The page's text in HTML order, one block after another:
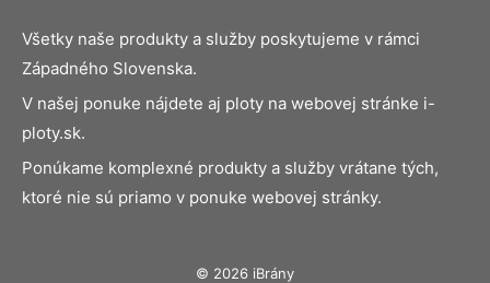
Všetky naše produkty a služby poskytujeme v rámci
Západného Slovenska.
V našej ponuke nájdete aj ploty na webovej stránke i-
ploty.sk.
Ponúkame komplexné produkty a služby vrátane tých,
ktoré nie sú priamo v ponuke webovej stránky.
© 2026 iBrány